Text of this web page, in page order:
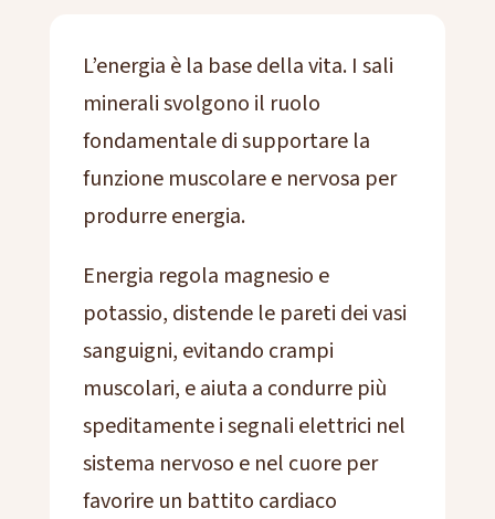
L’energia è la base della vita. I sali
minerali svolgono il ruolo
fondamentale di supportare la
funzione muscolare e nervosa per
produrre energia.
Energia regola magnesio e
potassio, distende le pareti dei vasi
sanguigni, evitando crampi
muscolari, e aiuta a condurre più
speditamente i segnali elettrici nel
sistema nervoso e nel cuore per
favorire un battito cardiaco